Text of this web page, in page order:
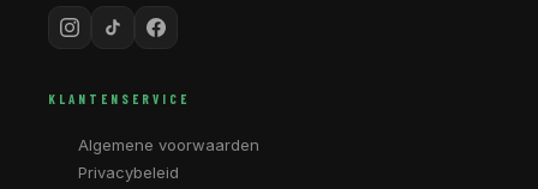
KLANTENSERVICE
Algemene voorwaarden
Privacybeleid